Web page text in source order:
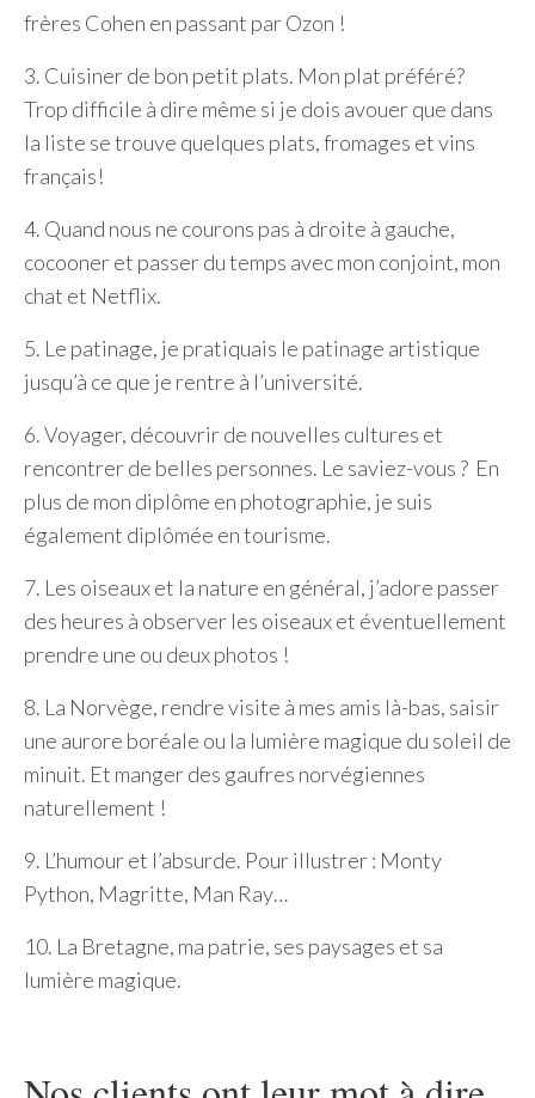
frères Cohen en passant par Ozon !
3. Cuisiner de bon petit plats. Mon plat préféré?
Trop difficile à dire même si je dois avouer que dans
la liste se trouve quelques plats, fromages et vins
français!
4. Quand nous ne courons pas à droite à gauche,
cocooner et passer du temps avec mon conjoint, mon
chat et Netflix.
5. Le patinage, je pratiquais le patinage artistique
jusqu’à ce que je rentre à l’université.
6. Voyager, découvrir de nouvelles cultures et
rencontrer de belles personnes. Le saviez-vous ? En
plus de mon diplôme en photographie, je suis
également diplômée en tourisme.
7. Les oiseaux et la nature en général, j’adore passer
des heures à observer les oiseaux et éventuellement
prendre une ou deux photos !
8. La Norvège, rendre visite à mes amis là-bas, saisir
une aurore boréale ou la lumière magique du soleil de
minuit. Et manger des gaufres norvégiennes
naturellement !
9. L’humour et l’absurde. Pour illustrer : Monty
Python, Magritte, Man Ray…
10. La Bretagne, ma patrie, ses paysages et sa
lumière magique.